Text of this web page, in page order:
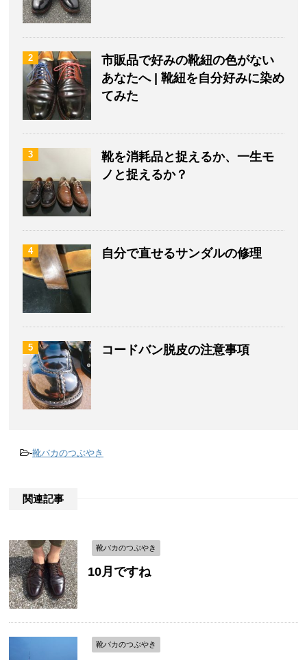
2
市販品で好みの靴紐の色がない
あなたへ | 靴紐を自分好みに染め
てみた
3
靴を消耗品と捉えるか、一生モ
ノと捉えるか？
4 自分で直せるサンダルの修理
5 コードバン脱皮の注意事項
-靴バカのつぶやき
関連記事
靴バカのつぶやき
10月ですね
靴バカのつぶやき